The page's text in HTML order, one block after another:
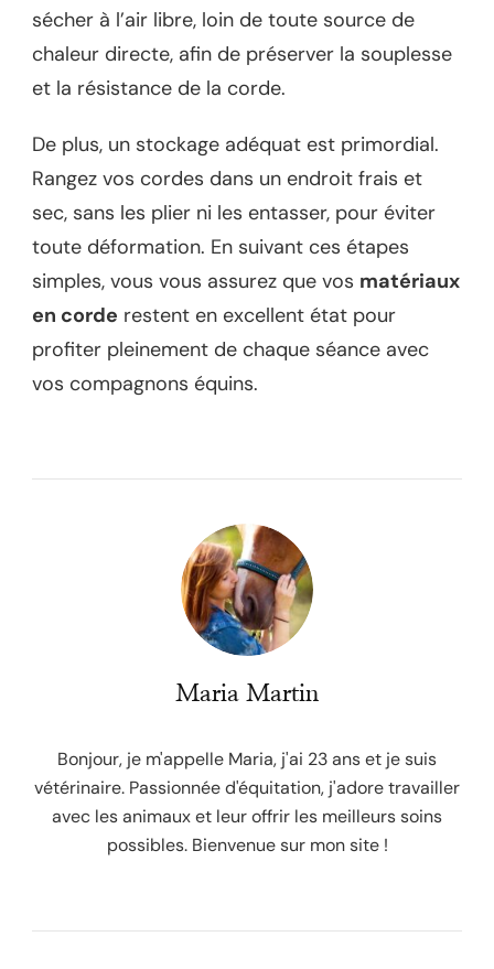
sécher à l’air libre, loin de toute source de
chaleur directe, afin de préserver la souplesse
et la résistance de la corde.
De plus, un stockage adéquat est primordial.
Rangez vos cordes dans un endroit frais et
sec, sans les plier ni les entasser, pour éviter
toute déformation. En suivant ces étapes
simples, vous vous assurez que vos matériaux
en corde restent en excellent état pour
profiter pleinement de chaque séance avec
vos compagnons équins.
Maria Martin
Bonjour, je m'appelle Maria, j'ai 23 ans et je suis
vétérinaire. Passionnée d'équitation, j'adore travailler
avec les animaux et leur offrir les meilleurs soins
possibles. Bienvenue sur mon site !